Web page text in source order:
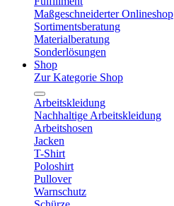
Maßgeschneiderter Onlineshop
Sortimentsberatung
Materialberatung
Sonderlösungen
Shop
Zur Kategorie Shop
Arbeitskleidung
Nachhaltige Arbeitskleidung
Arbeitshosen
Jacken
T-Shirt
Poloshirt
Pullover
Warnschutz